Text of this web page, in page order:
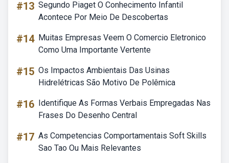
#13 Segundo Piaget O Conhecimento Infantil
Acontece Por Meio De Descobertas
#14 Muitas Empresas Veem O Comercio Eletronico
Como Uma Importante Vertente
#15 Os Impactos Ambientais Das Usinas
Hidrelétricas São Motivo De Polêmica
#16 Identifique As Formas Verbais Empregadas Nas
Frases Do Desenho Central
#17 As Competencias Comportamentais Soft Skills
Sao Tao Ou Mais Relevantes